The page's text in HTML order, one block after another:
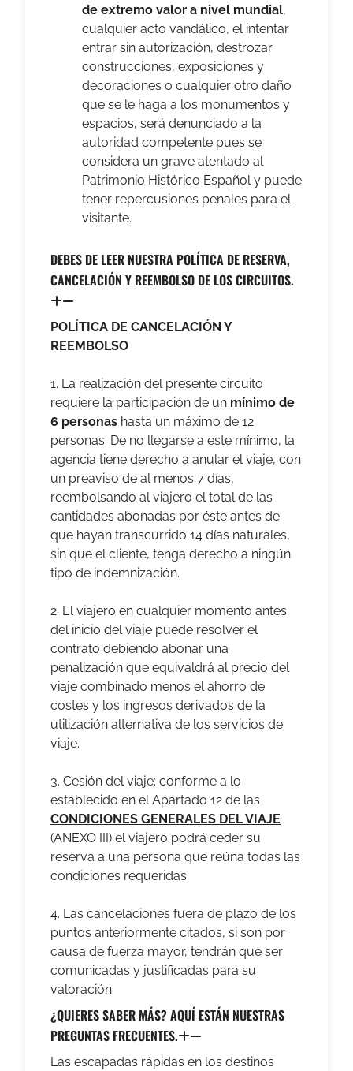
de extremo valor a nivel mundial,
cualquier acto vandálico, el intentar
entrar sin autorización, destrozar
construcciones, exposiciones y
decoraciones o cualquier otro daño
que se le haga a los monumentos y
espacios, será denunciado a la
autoridad competente pues se
considera un grave atentado al
Patrimonio Histórico Español y puede
tener repercusiones penales para el
visitante.
DEBES DE LEER NUESTRA POLÍTICA DE RESERVA,
CANCELACIÓN Y REEMBOLSO DE LOS CIRCUITOS.
POLÍTICA DE CANCELACIÓN Y
REEMBOLSO
1. La realización del presente circuito
requiere la participación de un mínimo de
6 personas hasta un máximo de 12
personas. De no llegarse a este mínimo, la
agencia tiene derecho a anular el viaje, con
un preaviso de al menos 7 días,
reembolsando al viajero el total de las
cantidades abonadas por éste antes de
que hayan transcurrido 14 días naturales,
sin que el cliente, tenga derecho a ningún
tipo de indemnización.
2. El viajero en cualquier momento antes
del inicio del viaje puede resolver el
contrato debiendo abonar una
penalización que equivaldrá al precio del
viaje combinado menos el ahorro de
costes y los ingresos derivados de la
utilización alternativa de los servicios de
viaje.
3. Cesión del viaje: conforme a lo
establecido en el Apartado 12 de las
CONDICIONES GENERALES DEL VIAJE
(ANEXO III) el viajero podrá ceder su
reserva a una persona que reúna todas las
condiciones requeridas.
4. Las cancelaciones fuera de plazo de los
puntos anteriormente citados, si son por
causa de fuerza mayor, tendrán que ser
comunicadas y justificadas para su
valoración.
¿QUIERES SABER MÁS? AQUÍ ESTÁN NUESTRAS
PREGUNTAS FRECUENTES.
Las escapadas rápidas en los destinos